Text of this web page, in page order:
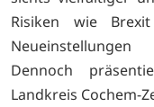
Risiken wie
Dennoch
Landkreis Cochem-